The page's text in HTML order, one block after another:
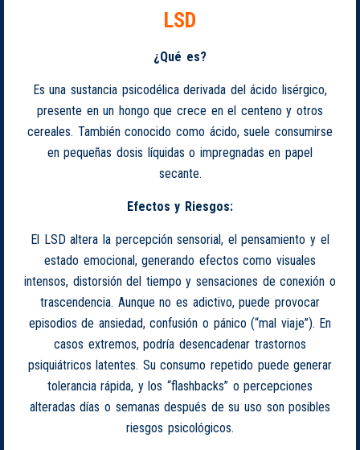
LSD
¿Qué es?
Es una sustancia psicodélica derivada del ácido lisérgico,
presente en un hongo que crece en el centeno y otros
cereales. También conocido como ácido, suele consumirse
en pequeñas dosis líquidas o impregnadas en papel
secante.
Efectos y Riesgos:
El LSD altera la percepción sensorial, el pensamiento y el
estado emocional, generando efectos como visuales
intensos, distorsión del tiempo y sensaciones de conexión o
trascendencia. Aunque no es adictivo, puede provocar
episodios de ansiedad, confusión o pánico (“mal viaje”). En
casos extremos, podría desencadenar trastornos
psiquiátricos latentes. Su consumo repetido puede generar
tolerancia rápida, y los “flashbacks” o percepciones
alteradas días o semanas después de su uso son posibles
riesgos psicológicos.